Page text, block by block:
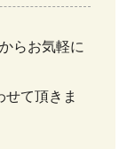
からお気軽に
て頂きま